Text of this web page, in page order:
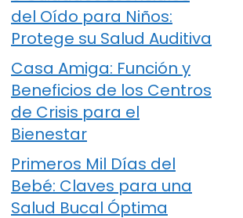
del Oído para Niños:
Protege su Salud Auditiva
Casa Amiga: Función y
Beneficios de los Centros
de Crisis para el
Bienestar
Primeros Mil Días del
Bebé: Claves para una
Salud Bucal Óptima